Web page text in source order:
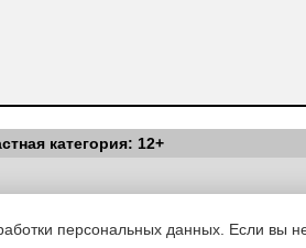
категория: 12+
|Условия|Политика
персональных данных. Если вы